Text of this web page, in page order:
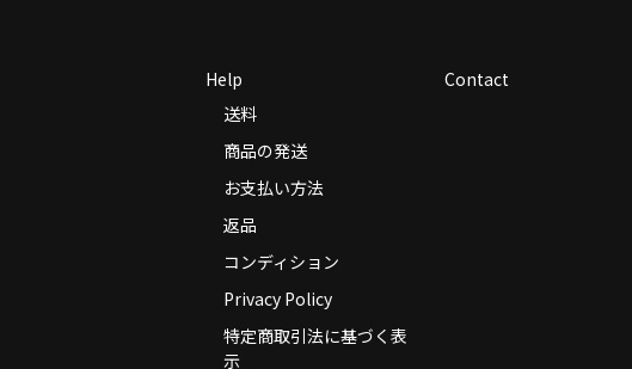
Help
送料
商品の発送
お支払い方法
返品
コンディション
Privacy Policy
特定商取引法に基づく表
示
Contact